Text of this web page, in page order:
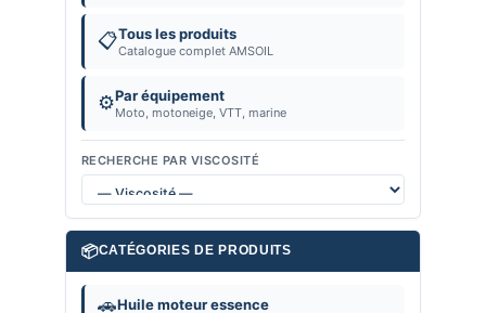
📋Tous les produits
Catalogue complet AMSOIL
⚙️Par équipement
Moto, motoneige, VTT, marine
RECHERCHE PAR VISCOSITÉ
📦CATÉGORIES DE PRODUITS
🚗Huile moteur essence